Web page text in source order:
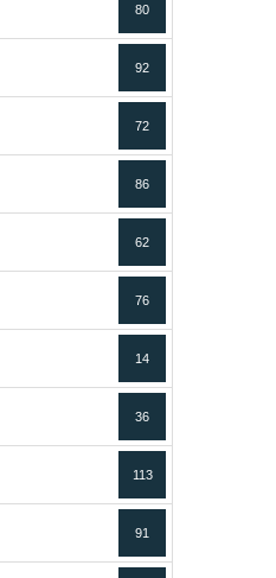
80
92
72
86
62
76
14
36
113
91